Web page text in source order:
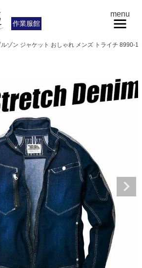
作業服館
menu
ゾン ジャケット おしゃれ メンズ トライチ 8990-1